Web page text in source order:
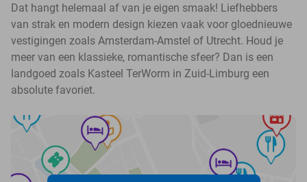
Dat hangt helemaal af van je eigen smaak! Liefhebbers
van strak en modern design kiezen vaak voor gloednieuwe
vestigingen zoals Amsterdam-Amstel of Utrecht. Houd je
meer van een klassieke, romantische sfeer? Dan is een
landgoed zoals Kasteel TerWorm in Zuid-Limburg een
absolute favoriet.